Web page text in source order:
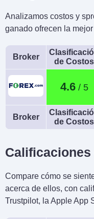
Analizamos costos y
ganado ofrecen la
Broker
de Costos
4.6
Broker
de Costos
Compare cómo se
acerca de ellos, con
Trustpilot, la Apple App